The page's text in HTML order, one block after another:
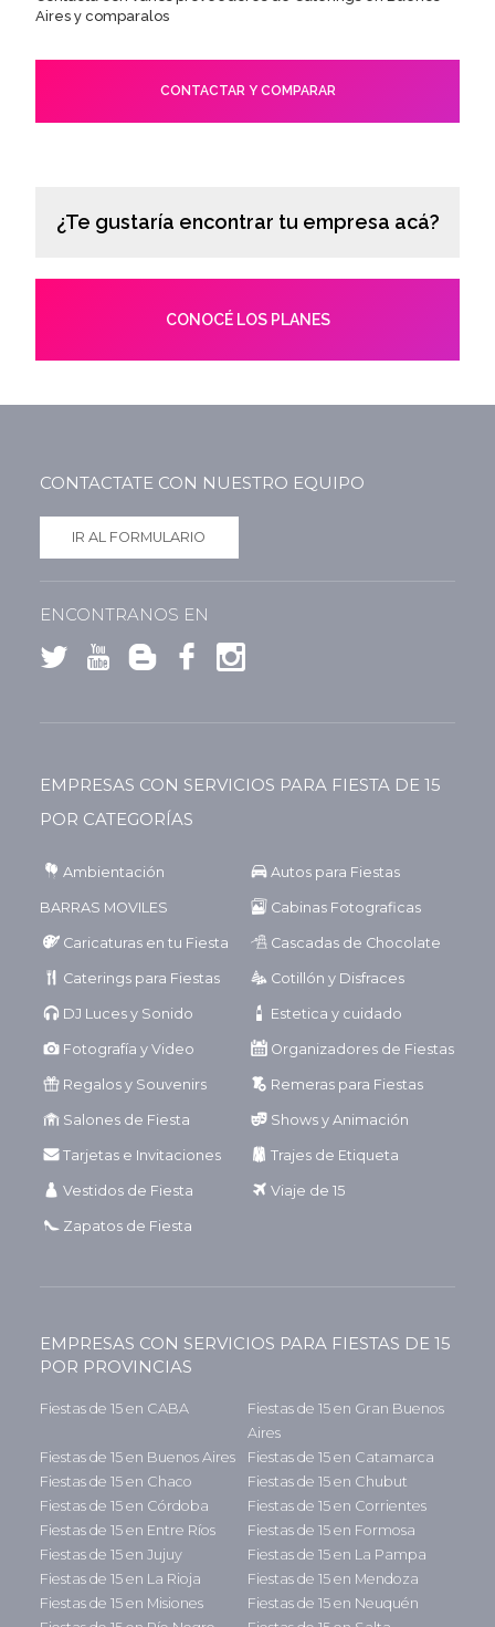
Aires y comparalos
CONTACTAR Y COMPARAR
¿Te gustaría encontrar tu empresa acá?
CONOCÉ LOS PLANES
CONTACTATE CON NUESTRO EQUIPO
IR AL FORMULARIO
ENCONTRANOS EN
EMPRESAS CON SERVICIOS PARA FIESTA DE 15
POR CATEGORÍAS
Ambientación Autos para Fiestas
BARRAS MOVILES Cabinas Fotograficas
Caricaturas en tu Fiesta Cascadas de Chocolate
Caterings para Fiestas Cotillón y Disfraces
DJ Luces y Sonido Estetica y cuidado
Fotografía y Video Organizadores de Fiestas
Regalos y Souvenirs Remeras para Fiestas
Salones de Fiesta Shows y Animación
Tarjetas e Invitaciones Trajes de Etiqueta
Vestidos de Fiesta Viaje de 15
Zapatos de Fiesta
EMPRESAS CON SERVICIOS PARA FIESTAS DE 15
POR PROVINCIAS
Fiestas de 15 en CABA
Fiestas de 15 en Gran Buenos
Aires
Fiestas de 15 en Buenos Aires
Fiestas de 15 en Catamarca
Fiestas de 15 en Chaco
Fiestas de 15 en Chubut
Fiestas de 15 en Córdoba
Fiestas de 15 en Corrientes
Fiestas de 15 en Entre Ríos
Fiestas de 15 en Formosa
Fiestas de 15 en Jujuy
Fiestas de 15 en La Pampa
Fiestas de 15 en La Rioja
Fiestas de 15 en Mendoza
Fiestas de 15 en Misiones
Fiestas de 15 en Neuquén